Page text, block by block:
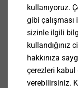
Total length
Length of
İndirilenler
Product
kullanıyoruz.
gibi
sizinle ilgili
kullandığınız
hakkınıza
çerezleri
verebilirsiniz.